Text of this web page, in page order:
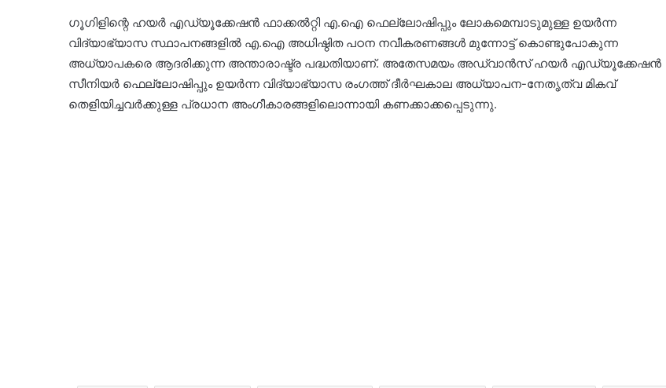
ഗൂഗിളിന്റെ ഹയർ എഡ്യൂക്കേഷൻ ഫാക്കൽറ്റി എ.ഐ ഫെല്ലോഷിപ്പും ലോകമെമ്പാടുമുള്ള ഉയർന്ന
വിദ്യാഭ്യാസ സ്ഥാപനങ്ങളിൽ എ.ഐ അധിഷ്ഠിത പഠന നവീകരണങ്ങൾ മുന്നോട്ട് കൊണ്ടുപോകുന്ന
അധ്യാപകരെ ആദരിക്കുന്ന അന്താരാഷ്ട്ര പദ്ധതിയാണ്. അതേസമയം അഡ്വാൻസ് ഹയർ എഡ്യൂക്കേഷൻ
സീനിയർ ഫെല്ലോഷിപ്പും ഉയർന്ന വിദ്യാഭ്യാസ രംഗത്ത് ദീർഘകാല അധ്യാപന-നേതൃത്വ മികവ്
തെളിയിച്ചവർക്കുള്ള പ്രധാന അംഗീകാരങ്ങളിലൊന്നായി കണക്കാക്കപ്പെടുന്നു.